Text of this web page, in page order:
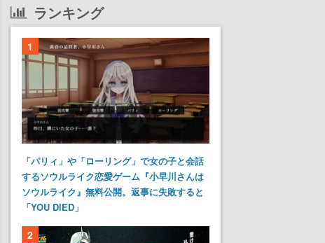
ランキング
1
「パリィ」や「ローリング」で女の子と会話
するソウルライク恋愛ゲーム『小早川さんは
ソウルライク』無料公開。返事に失敗すると
「YOU DIED」
2